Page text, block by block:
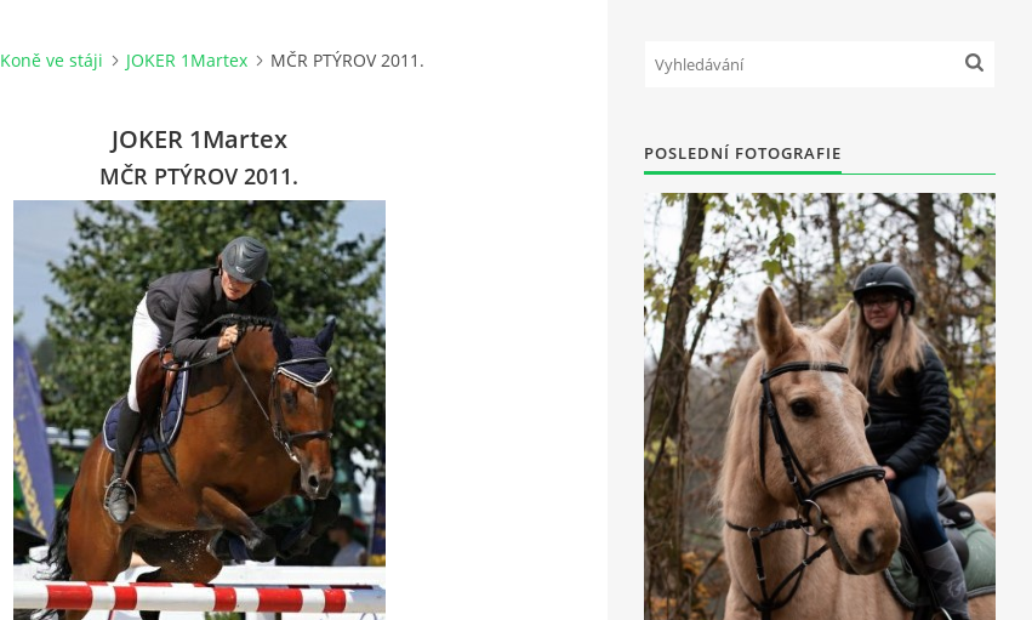
Koně ve stáji JOKER 1Martex MČR PTÝROV 2011.
JOKER 1Martex
MČR PTÝROV 2011.
POSLEDNÍ FOTOGRAFIE